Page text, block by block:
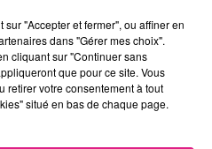
"Accepter et fermer", ou affiner en
dans "Gérer mes choix".
cliquant sur "Continuer sans
que pour ce site. Vous
retirer votre consentement à tout
situé en bas de chaque page.